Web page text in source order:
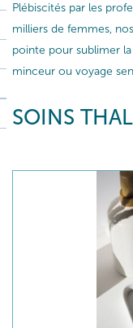
Plébiscités par les
milliers de femmes,
pointe pour sublimer
minceur ou voyage
SOINS